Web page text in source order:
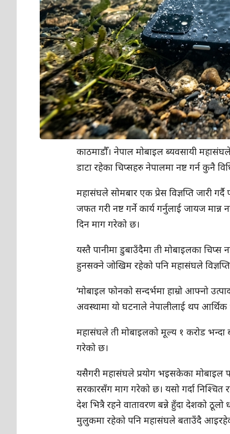
काठमाडौँ। नेपाल मोबाइल ब्यवसायी महासंघले
डाटा रहेका चिप्सहरु नेपालमा नष्ट गर्न कुनै
महासंघले सोमबार एक प्रेस विज्ञप्ति जारी
जफत गरी नष्ट गर्ने कार्य गर्नुलाई जायज
दिन माग गरेको छ।
यस्तै पानीमा डुबाउँदैमा ती मोबाइलका चिप्स
हुनसक्ने जोखिम रहेको पनि महासंघले
‘मोबाइल फोनको सन्दर्भमा हाम्रो आफ्नो
अवस्थामा यो घटनाले नेपालीलाई थप आर्थिक
महासंघले ती मोबाइलको मूल्य १ करोड भन्दा
गरेको छ।
यसैगरी महासंघले प्रयोग भइसकेका मोबाइल
सरकारसँग माग गरेको छ। यसो गर्दा
देश भित्रै रहने वातावरण बन्ने हुँदा देशको
मुलुकमा रहेको पनि महासंघले बताउँदै